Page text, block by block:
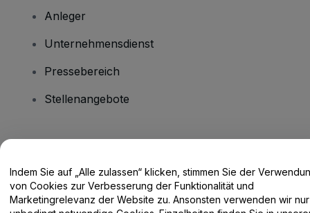
Anleger
Unternehmensdienst
Pressebereich
Stellenangebote
Hilfe-Center / Kontakt
Indem Sie auf „Alle zulassen“ klicken, stimmen Sie der
von Cookies zur Verbesserung der Funktionalität und
Marketingrelevanz der Website zu. Ansonsten verwenden wir nur